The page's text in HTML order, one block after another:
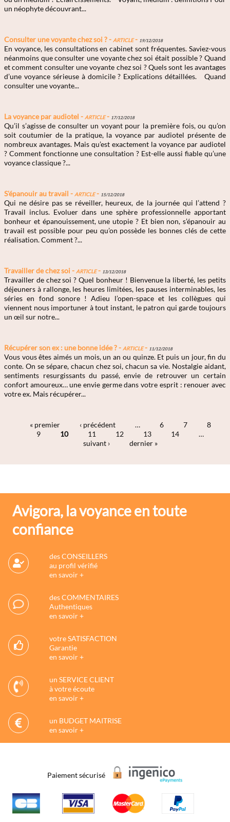
un néophyte découvrant...
Consulter une voyante chez soi ? -Article- 19/12/2018
En voyance, les consultations en cabinet sont fréquentes. Saviez-vous
néanmoins que consulter une voyante chez soi était possible ? Quand
et comment consulter une voyante chez soi ? Quels sont les avantages
d’une voyance sérieuse à domicile ? Explications détaillées. Quand
consulter une voyante...
La voyance par audiotel -Article- 17/12/2018
Qu’il s’agisse de consulter un voyant pour la première fois, ou qu’on
soit coutumier de la pratique, la voyance par audiotel présente de
nombreux avantages. Mais qu’est exactement la voyance par audiotel
? Comment fonctionne une consultation ? Est-elle aussi fiable qu’une
voyance classique ?...
S'épanouir au travail -Article- 15/12/2018
Qui ne désire pas se réveiller, heureux, de la journée qui l’attend ?
Travail inclus. Evoluer dans une sphère professionnelle apportant
bonheur et épanouissement, une utopie ? Et bien non, s’épanouir au
travail est possible pour peu qu’on possède les bonnes clés de cette
réalisation. Comment ?...
Travailler de chez soi -Article- 13/12/2018
Travailler de chez soi ? Quel bonheur ! Bienvenue la liberté, les petits
déjeuners à rallonge, les heures limitées, les pauses interminables, les
séries en fond sonore ! Adieu l’open-space et les collègues qui
viennent nous importuner à tout instant, le patron qui garde toujours
un œil sur notre...
Récupérer son ex : une bonne idée ? -Article- 11/12/2018
Vous vous êtes aimés un mois, un an ou quinze. Et puis un jour, fin du
conte. On se sépare, chacun chez soi, chacun sa vie. Nostalgie aidant,
sentiments resurgissants du passé, envie de retrouver un certain
confort amoureux… une envie germe dans votre esprit : renouer avec
votre ex. Mais récupérer...
« premier ‹ précédent … 6 7
8
9
10 11 12 13 14
…
suivant ›
dernier »
Avigora, la voyance en toute
confiance
des CONSEILLERS
au profil vérifié
en savoir +
des COMMENTAIRES
Authentiques
en savoir +
votre SATISFACTION
Garantie
en savoir +
un SERVICE CLIENT
à votre écoute
en savoir +
un BUDGET MAITRISE
en savoir +
Paiement sécurisé